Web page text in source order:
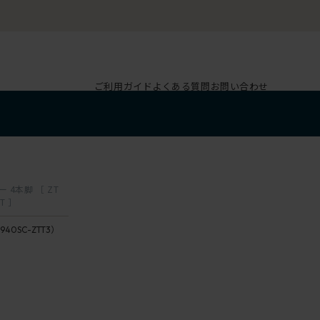
ご利用ガイド よくある質問お問い合わせ
4本脚 ［ ZT
940SC-ZTT3）